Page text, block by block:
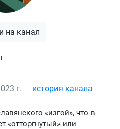
на канал
г. история канала
«изгой», что в
«отторгнутый» или